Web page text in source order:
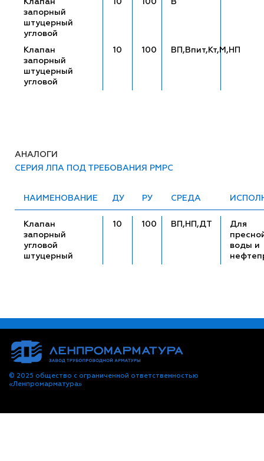
запорный
штуцерный
угловой
Клапан
запорный
штуцерный
угловой
10 100 ВП,Впит,Кт,М,НП
АНАЛОГИ
СЕРИЯ ЛПА ПОД ТРЕБОВАНИЯ РМРС
НАИМЕНОВАНИЕ ДУ РУ СРЕДА
Клапан
запорный
угловой
штуцерный
10 100 ВП,НП,ДТ
Для
воды и
© 2025 общество с ограниченной ответственностью
«Ленпромарматура»